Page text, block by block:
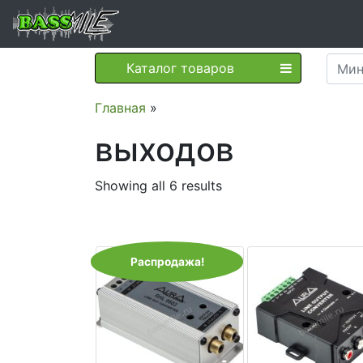
Каталог товаров
Главная »
выходов
Showing all 6 results
Распродажа!